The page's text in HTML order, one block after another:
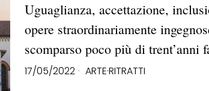
Uguaglianza, accettazione,
opere straordinariamente
scomparso poco più di
17/05/2022 ARTE·RITRATTI